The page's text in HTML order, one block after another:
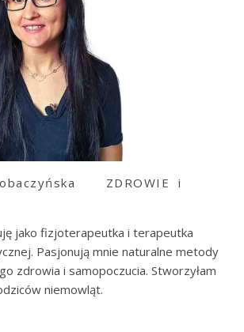
ZDROWIE i
jako fizjoterapeutka i terapeutka
Pasjonują mnie naturalne metody
zdrowia i samopoczucia. Stworzyłam
niemowląt.